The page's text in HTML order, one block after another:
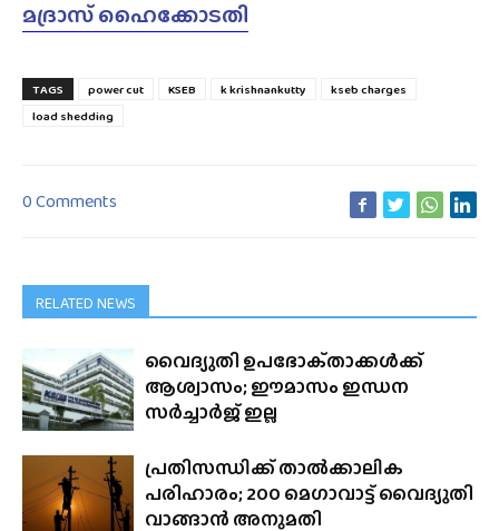
മദ്രാസ് ഹൈക്കോടതി
TAGS power cut KSEB k krishnankutty
kseb charges
load shedding
0 Comments
RELATED NEWS
വൈദ്യുതി ഉപഭോക്‌താക്കൾക്ക്
ആശ്വാസം; ഈമാസം ഇന്ധന
സർച്ചാർജ് ഇല്ല
പ്രതിസന്ധിക്ക് താൽക്കാലിക
പരിഹാരം; 200 മെഗാവാട്ട് വൈദ്യുതി
വാങ്ങാൻ അനുമതി